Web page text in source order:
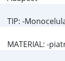
TIP: -
MATERIAL: -